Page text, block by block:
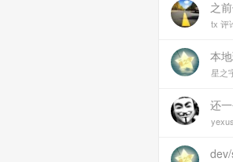
tx 评
星之